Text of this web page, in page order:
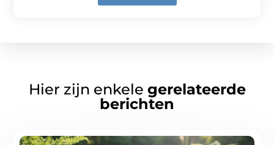
Hier zijn enkele gerelateerde
berichten